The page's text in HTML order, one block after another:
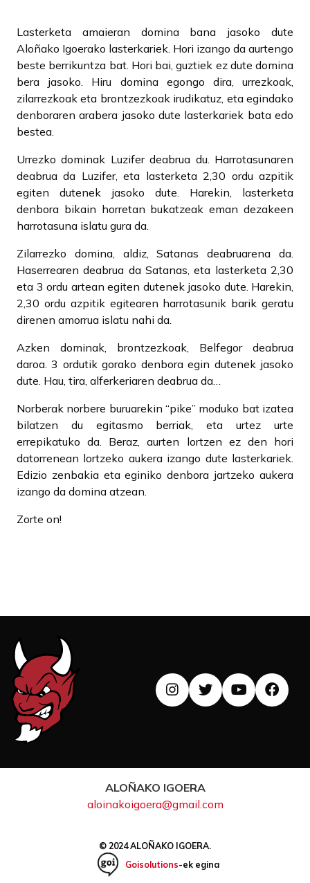
Lasterketa amaieran domina bana jasoko dute
Aloñako Igoerako lasterkariek. Hori izango da aurtengo
beste berrikuntza bat. Hori bai, guztiek ez dute domina
bera jasoko. Hiru domina egongo dira, urrezkoak,
zilarrezkoak eta brontzezkoak irudikatuz, eta egindako
denboraren arabera jasoko dute lasterkariek bata edo
bestea.
Urrezko dominak Luzifer deabrua du. Harrotasunaren
deabrua da Luzifer, eta lasterketa 2,30 ordu azpitik
egiten dutenek jasoko dute. Harekin, lasterketa
denbora bikain horretan bukatzeak eman dezakeen
harrotasuna islatu gura da.
Zilarrezko domina, aldiz, Satanas deabruarena da.
Haserrearen deabrua da Satanas, eta lasterketa 2,30
eta 3 ordu artean egiten dutenek jasoko dute. Harekin,
2,30 ordu azpitik egitearen harrotasunik barik geratu
direnen amorrua islatu nahi da.
Azken dominak, brontzezkoak, Belfegor deabrua
daroa. 3 ordutik gorako denbora egin dutenek jasoko
dute. Hau, tira, alferkeriaren deabrua da…
Norberak norbere buruarekin “pike” moduko bat izatea
bilatzen du egitasmo berriak, eta urtez urte
errepikatuko da. Beraz, aurten lortzen ez den hori
datorrenean lortzeko aukera izango dute lasterkariek.
Edizio zenbakia eta eginiko denbora jartzeko aukera
izango da domina atzean.
Zorte on!
ALOÑAKO IGOERA
aloinakoigoera@gmail.com
© 2024 ALOÑAKO IGOERA.
Goisolutions-ek egina